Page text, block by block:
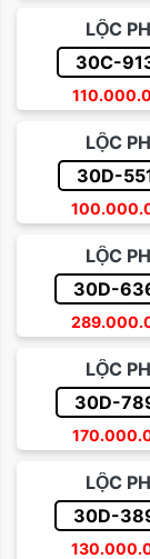
LỘC
30C-
LỘC
30D-
LỘC
30D-
LỘC
30D-
LỘC
30D-